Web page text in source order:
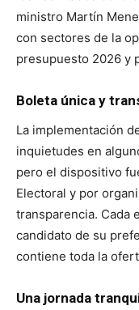
ministro Martín
con sectores de la
presupuesto 2026 y
Boleta única y
La implementación
inquietudes en
pero el dispositivo
Electoral y por
transparencia. Cada
candidato de su
contiene toda la
Una jornada